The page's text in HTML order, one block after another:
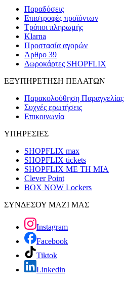
Παραδόσεις
Επιστροφές προϊόντων
Τρόποι πληρωμής
Klarna
Προστασία αγορών
Άρθρο 39
Δωροκάρτες SHOPFLIX
ΕΞΥΠΗΡΕΤΗΣΗ ΠΕΛΑΤΩΝ
Παρακολούθηση Παραγγελίας
Συχνές ερωτήσεις
Επικοινωνία
ΥΠΗΡΕΣΙΕΣ
SHOPFLIX max
SHOPFLIX tickets
SHOPFLIX ΜΕ ΤΗ ΜΙΑ
Clever Point
BOX NOW Lockers
ΣΥΝΔΕΣΟΥ ΜΑΖΙ ΜΑΣ
Instagram
Facebook
Tiktok
Linkedin